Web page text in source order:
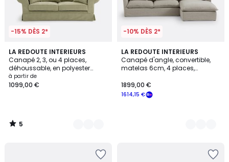
-15% DÈS 2*
LA REDOUTE INTERIEURS
Canapé 2, 3, ou 4 places,
déhoussable, en polyester
chiné, ADELIA
à partir de
1099,00 €
5
/
5
5
Couleurs
5
/
-10% DÈS 2*
LA REDOUTE INTERIEURS
Canapé d'angle, convertible,
matelas 6cm, 4 places,
1614,15 €
1899,00 €
4
Couleurs